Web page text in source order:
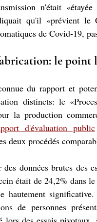
n'était «étayée
qu'il «prévient le
de Covid-19,
le
du rapport et
distincts: le
la production
d'évaluation public
deux procédés
données brutes des
était de 24,2% dans
hautement
de personnes